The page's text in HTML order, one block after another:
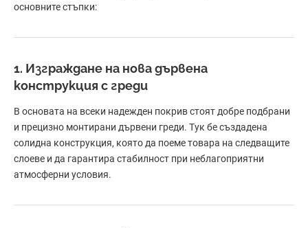
основните стъпки:
1. Изграждане на нова дървена
конструкция с греди
В основата на всеки надежден покрив стоят добре подбрани
и прецизно монтирани дървени греди. Тук бе създадена
солидна конструкция, която да поеме товара на следващите
слоеве и да гарантира стабилност при неблагоприятни
атмосферни условия.